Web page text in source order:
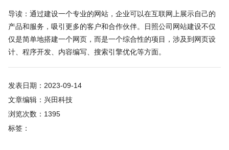
导读：通过建设一个专业的网站，企业可以在互联网上展示自己的
产品和服务，吸引更多的客户和合作伙伴。日照公司网站建设不仅
仅是简单地搭建一个网页，而是一个综合性的项目，涉及到网页设
计、程序开发、内容编写、搜索引擎优化等方面。
发表日期：2023-09-14
文章编辑：兴田科技
浏览次数：1395
标签：